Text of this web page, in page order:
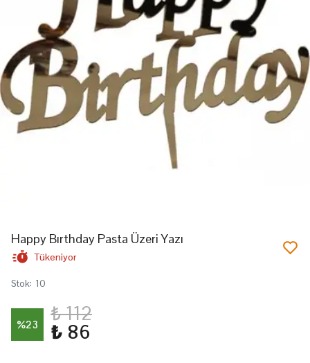
Happy Bırthday Pasta Üzeri Yazı
Tükeniyor
Stok: 10
%23 ₺ 112
₺ 86